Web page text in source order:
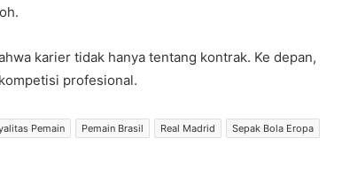
karier tidak hanya tentang kontrak. Ke depan,
profesional.
Pemain Pemain Brasil Real Madrid
Sepak Bola Eropa